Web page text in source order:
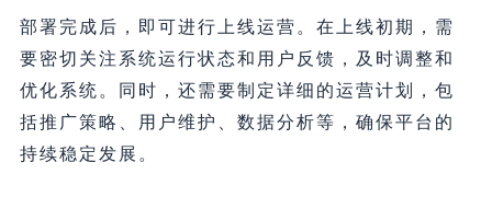
部署完成后，即可进行上线运营。在上线初期，需
要密切关注系统运行状态和用户反馈，及时调整和
优化系统。同时，还需要制定详细的运营计划，包
括推广策略、用户维护、数据分析等，确保平台的
持续稳定发展。